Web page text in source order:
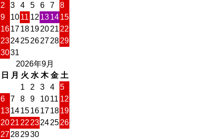
2
3 4 5 6 7
8
9
1011 12 131415
161718192021 22
23242526272829
3031
2026年9月
日
月 火 水 木 金 土
1
2 3 4
5
6
7 8 9 1011 12
13141516171819
2021 22 23242526
27282930